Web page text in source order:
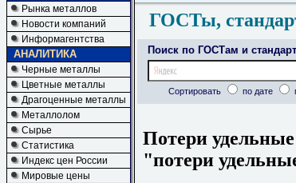
Рынка металлов
Новости компаний
Информагентства
АНАЛИТИКА
Черные металлы
Цветные металлы
Драгоценные металлы
Металлолом
Сырье
Статистика
Индекс цен России
Мировые цены
ГОСТы,
Поиск по ГОСТам и
Сортировать по дате
Потери
"потери